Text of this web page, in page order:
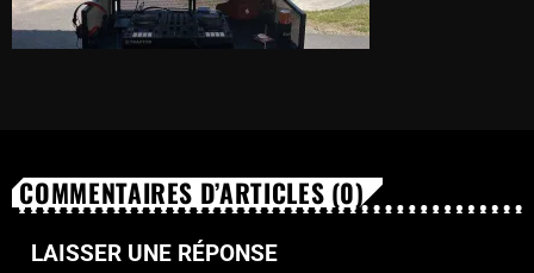
COMMENTAIRES D’ARTICLES (0)
LAISSER UNE RÉPONSE